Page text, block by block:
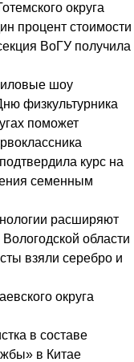
округа
процент стоимости
ВоГУ получила
шоу
физкультурника
поможет
курс на
семенным
расширяют
области
взяли серебро и
округа
в составе
в Китае